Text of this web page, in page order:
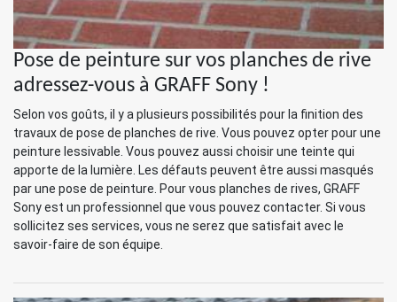
Pose de peinture sur vos planches de rive
adressez-vous à GRAFF Sony !
Selon vos goûts, il y a plusieurs possibilités pour la finition des
travaux de pose de planches de rive. Vous pouvez opter pour une
peinture lessivable. Vous pouvez aussi choisir une teinte qui
apporte de la lumière. Les défauts peuvent être aussi masqués
par une pose de peinture. Pour vous planches de rives, GRAFF
Sony est un professionnel que vous pouvez contacter. Si vous
sollicitez ses services, vous ne serez que satisfait avec le
savoir-faire de son équipe.